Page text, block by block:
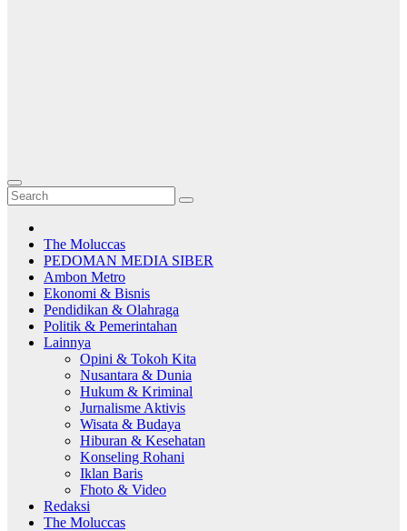
The Moluccas
PEDOMAN MEDIA SIBER
Ambon Metro
Ekonomi & Bisnis
Pendidikan & Olahraga
Politik & Pemerintahan
Lainnya
Opini & Tokoh Kita
Nusantara & Dunia
Hukum & Kriminal
Jurnalisme Aktivis
Wisata & Budaya
Hiburan & Kesehatan
Konseling Rohani
Iklan Baris
Fhoto & Video
Redaksi
The Moluccas